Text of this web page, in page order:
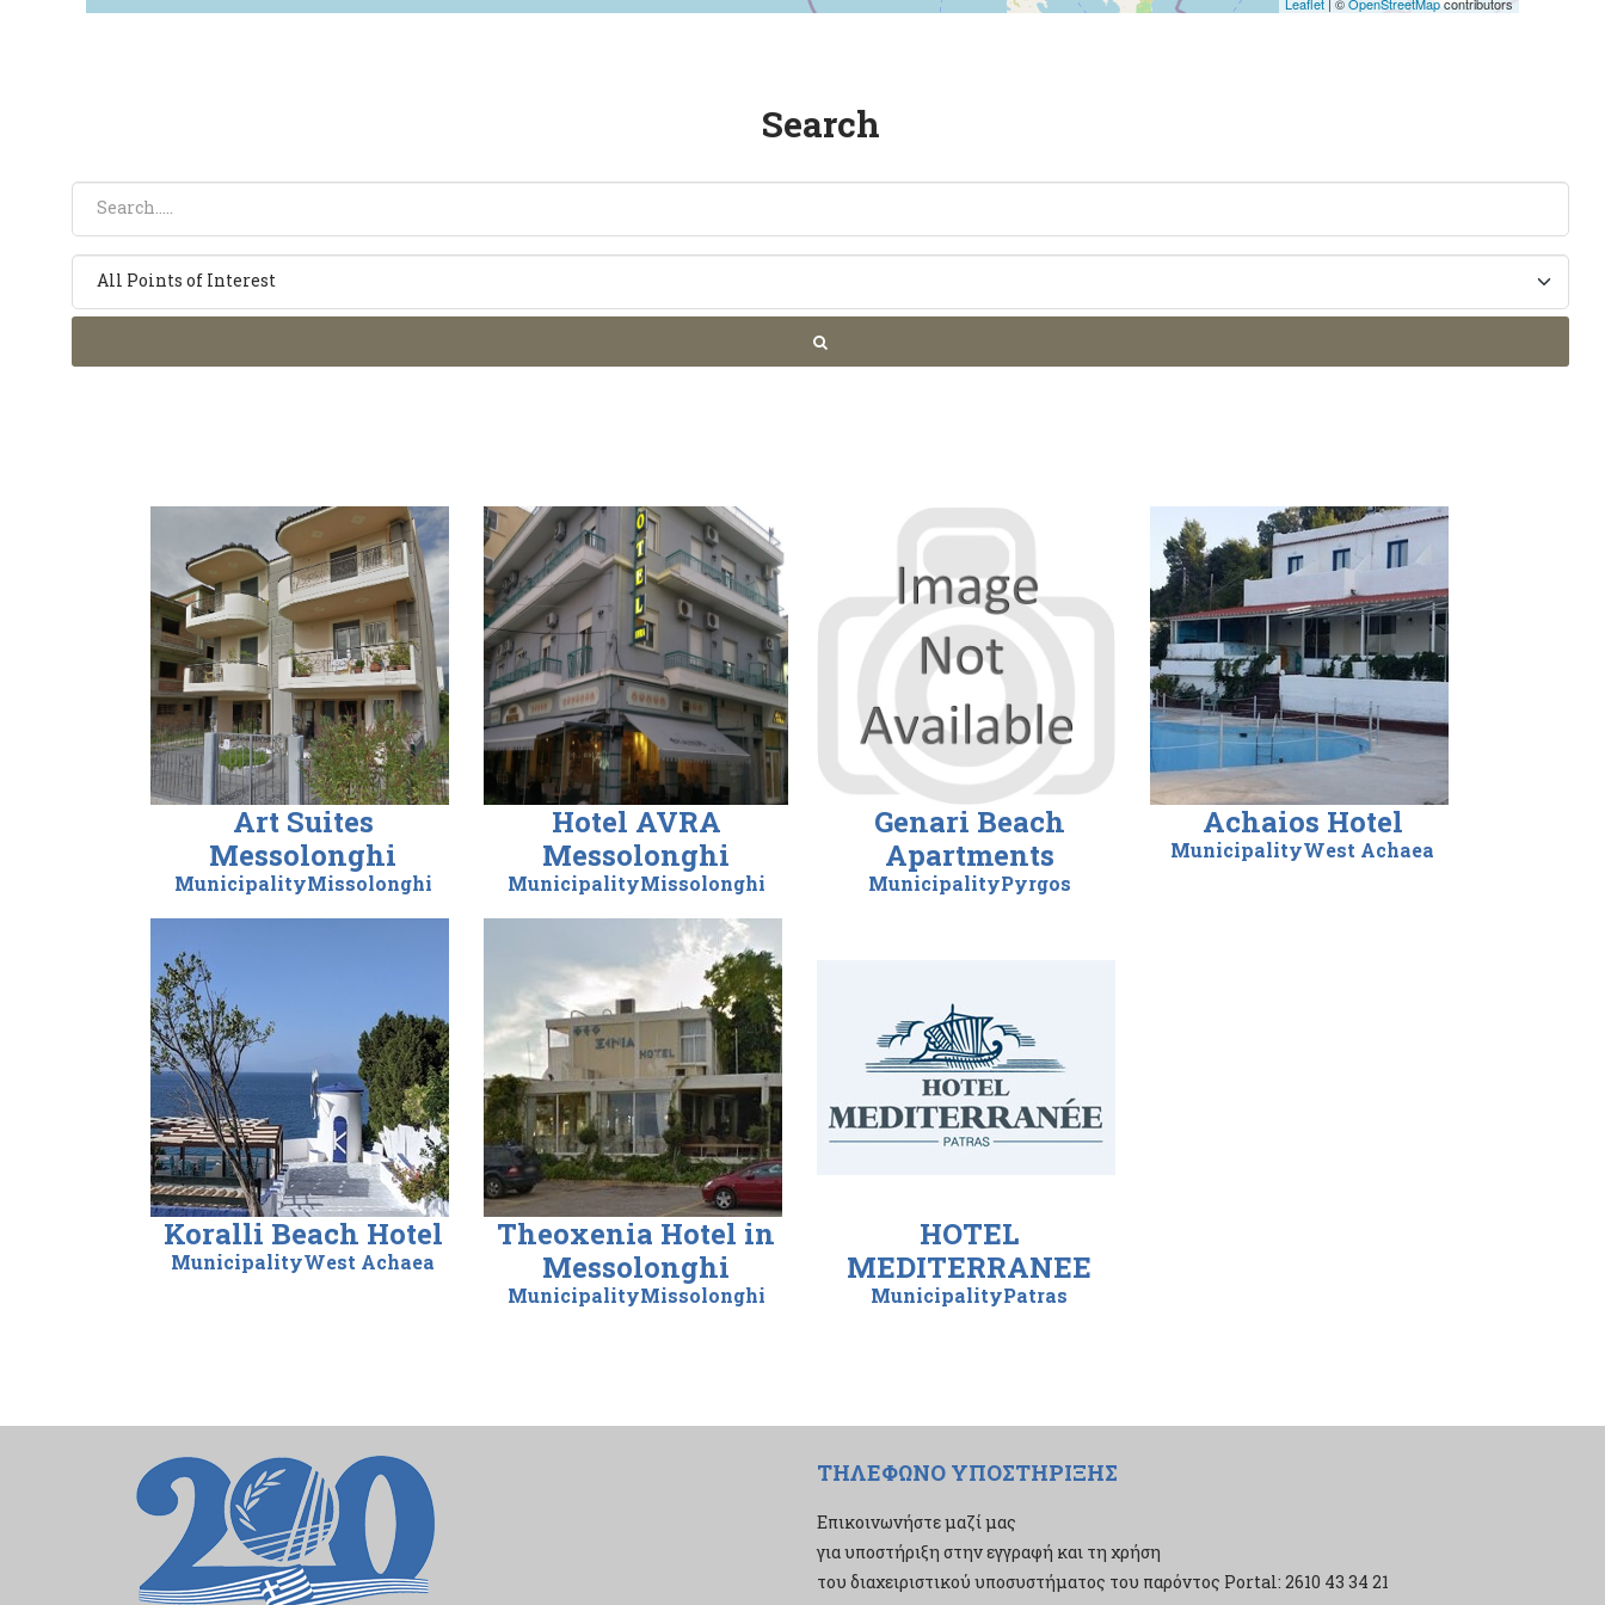
Search
Art Suites
Messolonghi
MunicipalityMissolonghi
Hotel AVRA
Messolonghi
MunicipalityMissolonghi
Genari Beach
Apartments
MunicipalityPyrgos
Achaios Hotel
MunicipalityWest Achaea
Koralli Beach Hotel
MunicipalityWest Achaea
Theoxenia Hotel in
Messolonghi
MunicipalityMissolonghi
HOTEL
MEDITERRANEE
MunicipalityPatras
ΤΗΛΕΦΩΝΟ ΥΠΟΣΤΗΡΙΞΗΣ
Επικοινωνήστε μαζί μας
για υποστήριξη στην εγγραφή και τη χρήση
του διαχειριστικού υποσυστήματος του παρόντος Portal: 2610 43 34 21